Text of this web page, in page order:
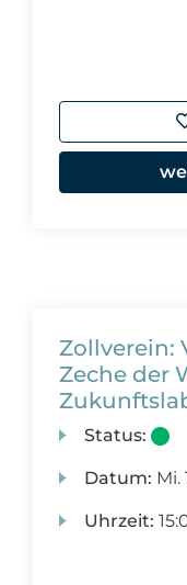
Zollverein:
Zeche der
Status:
Datum: Mi.
Uhrzeit: